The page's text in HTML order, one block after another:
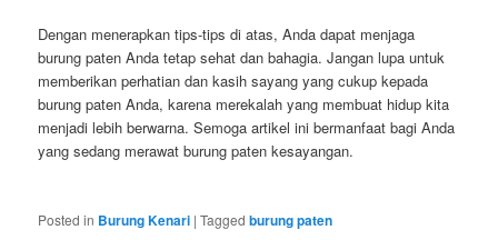
Dengan menerapkan tips-tips di atas, Anda dapat menjaga
burung paten Anda tetap sehat dan bahagia. Jangan lupa untuk
memberikan perhatian dan kasih sayang yang cukup kepada
burung paten Anda, karena merekalah yang membuat hidup kita
menjadi lebih berwarna. Semoga artikel ini bermanfaat bagi Anda
yang sedang merawat burung paten kesayangan.
Posted in Burung Kenari |Tagged burung paten